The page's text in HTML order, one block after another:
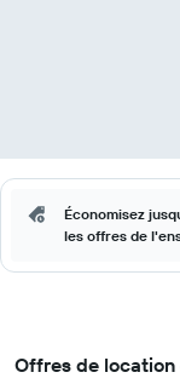
Économisez
les offres de
Offres de